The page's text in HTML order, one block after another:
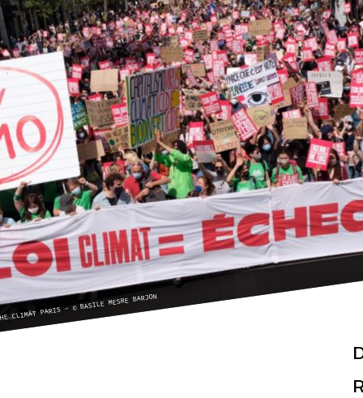
Missions et méthodes
Valeurs
Équipes et
fonctionnement
Le réseau dans le monde
Nos alliés
Je soutiens les Amis de la
Terre
enfumage
Mode : une
destructrice
Gaz au
violence
Nos autres
CLIMAT PARIS - © BASILE MESRE BARJON